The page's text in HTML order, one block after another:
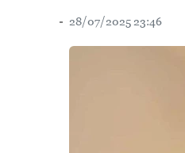
28/07/2025 23:46